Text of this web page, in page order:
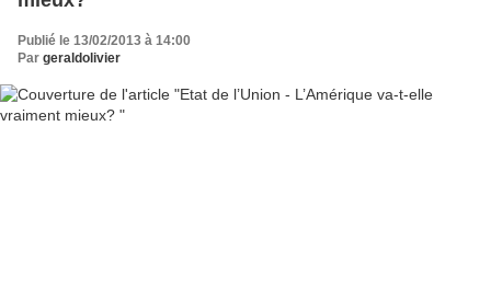
Publié le 13/02/2013 à 14:00
Par geraldolivier